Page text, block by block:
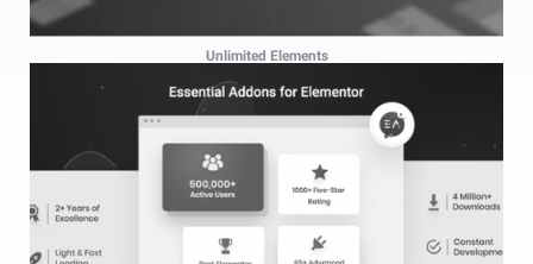
Unlimited Elements